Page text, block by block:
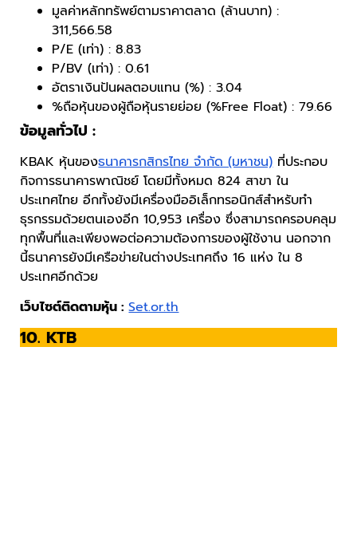
มูลค่าหลักทรัพย์ตามราคาตลาด (ล้านบาท) :
311,566.58
P/E (เท่า) : 8.83
P/BV (เท่า) : 0.61
อัตราเงินปันผลตอบแทน (%) : 3.04
%ถือหุ้นของผู้ถือหุ้นรายย่อย (%Free Float) : 79.66
ข้อมูลทั่วไป :
KBAK หุ้นของธนาคารกสิกรไทย จำกัด (มหาชน) ที่ประกอบ
กิจการธนาคารพาณิชย์ โดยมีทั้งหมด 824 สาขา ใน
ประเทศไทย อีกทั้งยังมีเครื่องมืออิเล็กทรอนิกส์สำหรับทำ
ธุรกรรมด้วยตนเองอีก 10,953 เครื่อง ซึ่งสามารถครอบคลุม
ทุกพื้นที่และเพียงพอต่อความต้องการของผู้ใช้งาน นอกจาก
นี้ธนาคารยังมีเครือข่ายในต่างประเทศถึง 16 แห่ง ใน 8
ประเทศอีกด้วย
เว็บไซต์ติดตามหุ้น :Set.or.th
10. KTB